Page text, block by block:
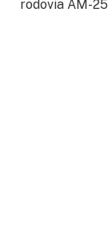
rodovia AM-